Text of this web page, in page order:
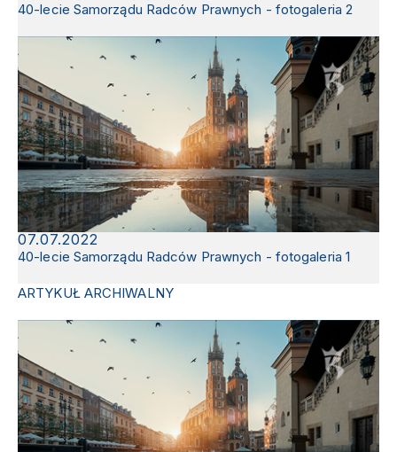
40-lecie Samorządu Radców Prawnych - fotogaleria 2
07.07.2022
40-lecie Samorządu Radców Prawnych - fotogaleria 1
ARTYKUŁ ARCHIWALNY